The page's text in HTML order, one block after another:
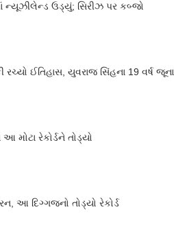
ન્યૂઝીલેન્ડ ઉડ્યું; સિરીઝ પર કબ્જો
રચ્યો ઈતિહાસ, યુવરાજ સિંહના 19 વર્ષ જૂના
મોટા રેકોર્ડને તોડ્યો
આ દિગ્ગજનો તોડ્યો રેકોર્ડ